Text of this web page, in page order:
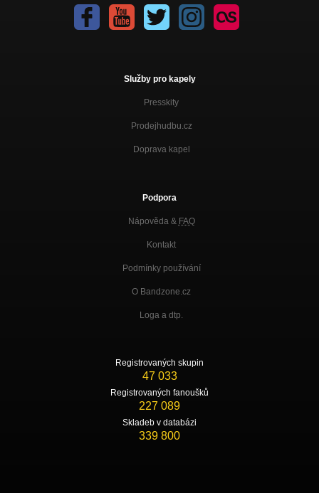
Služby pro kapely
Presskity
Prodejhudbu.cz
Doprava kapel
Podpora
Nápověda & FAQ
Kontakt
Podmínky používání
O Bandzone.cz
Loga a dtp.
Registrovaných skupin
47 033
Registrovaných fanoušků
227 089
Skladeb v databázi
339 800